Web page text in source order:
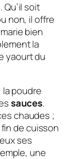
soit
non, il offre
bien
la
yaourt du
poudre
sauces.
chaudes ;
de cuisson
ses
une